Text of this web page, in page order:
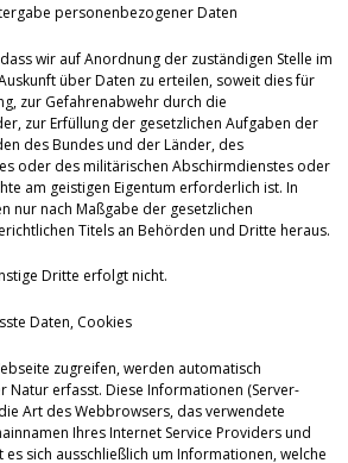
personenbezogener Daten
wir auf Anordnung der zuständigen Stelle im
über Daten zu erteilen, soweit dies für
zur Gefahrenabwehr durch die
zur Erfüllung der gesetzlichen Aufgaben der
des Bundes und der Länder, des
oder des militärischen Abschirmdienstes oder
am geistigen Eigentum erforderlich ist. In
nur nach Maßgabe der gesetzlichen
Titels an Behörden und Dritte heraus.
Dritte erfolgt nicht.
Daten, Cookies
zugreifen, werden automatisch
Natur erfasst. Diese Informationen (Server-
Art des Webbrowsers, das verwendete
Ihres Internet Service Providers und
sich ausschließlich um Informationen, welche